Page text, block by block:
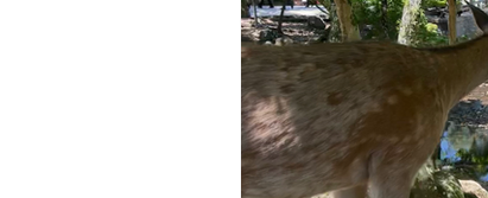
LANZAROTE
MADEIRA FRANCIA